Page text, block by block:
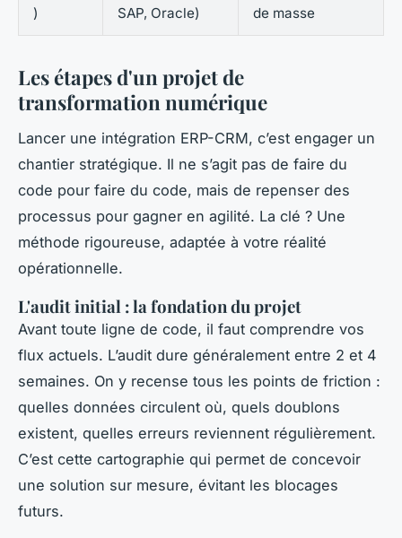
)
SAP, Oracle)
de masse
Les étapes d'un projet de
transformation numérique
Lancer une intégration ERP-CRM, c’est engager un
chantier stratégique. Il ne s’agit pas de faire du
code pour faire du code, mais de repenser des
processus pour gagner en agilité. La clé ? Une
méthode rigoureuse, adaptée à votre réalité
opérationnelle.
L'audit initial : la fondation du projet
Avant toute ligne de code, il faut comprendre vos
flux actuels. L’audit dure généralement entre 2 et 4
semaines. On y recense tous les points de friction :
quelles données circulent où, quels doublons
existent, quelles erreurs reviennent régulièrement.
C’est cette cartographie qui permet de concevoir
une solution sur mesure, évitant les blocages
futurs.